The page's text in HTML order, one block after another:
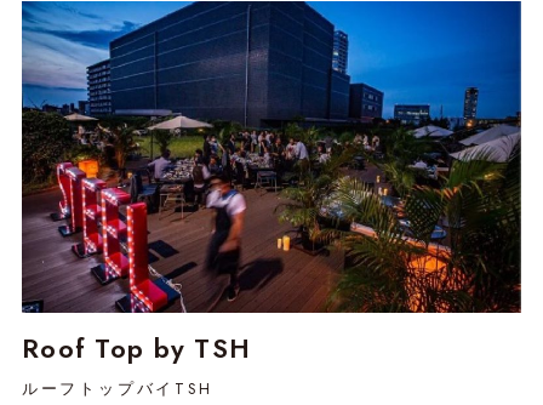
Roof Top by TSH
ルーフトップバイTSH